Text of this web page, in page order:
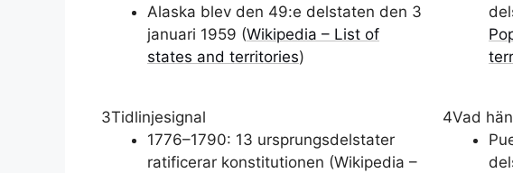
Alaska blev den 49:e delstaten den 3
januari 1959 (Wikipedia – List of
states and territories)
3Tidlinjesignal
1776–1790: 13 ursprungsdelstater
ratificerar konstitutionen (Wikipedia –
4Vad